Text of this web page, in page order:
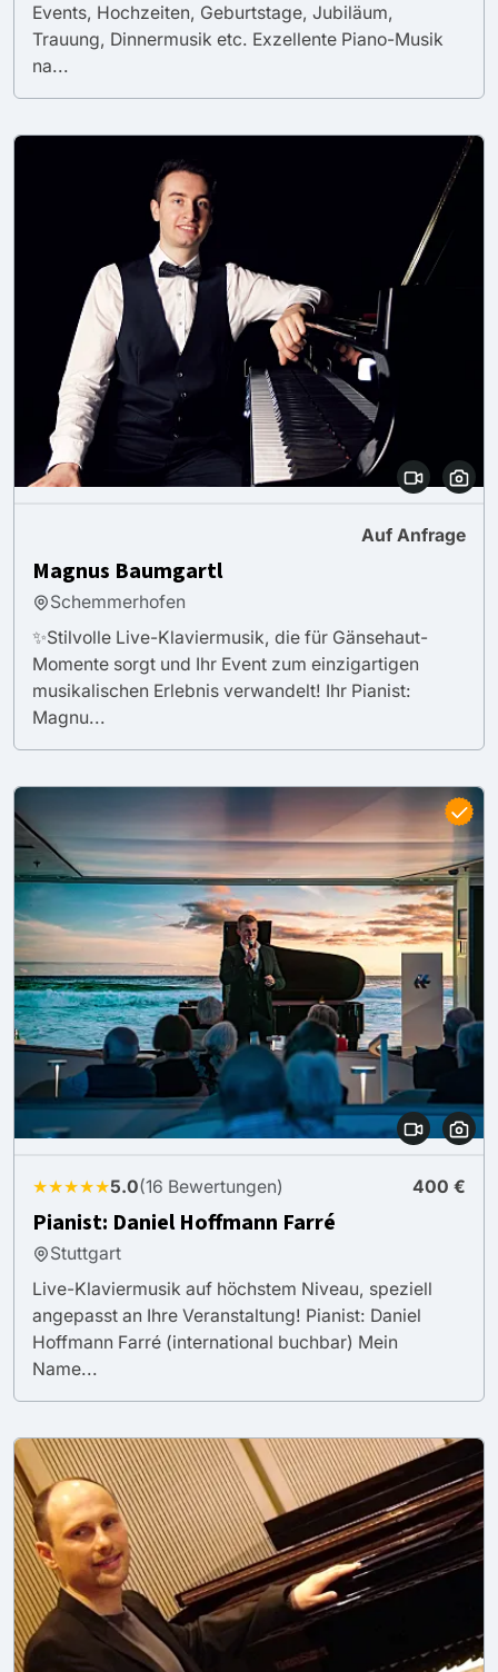
Events, Hochzeiten, Geburtstage, Jubiläum,
Trauung, Dinnermusik etc. Exzellente Piano-Musik
na...
Auf Anfrage
Magnus Baumgartl
Schemmerhofen
✨Stilvolle Live-Klaviermusik, die für Gänsehaut-
Momente sorgt und Ihr Event zum einzigartigen
musikalischen Erlebnis verwandelt! Ihr Pianist:
Magnu...
★★★★★5.0(16 Bewertungen) 400 €
Pianist: Daniel Hoffmann Farré
Stuttgart
Live-Klaviermusik auf höchstem Niveau, speziell
angepasst an Ihre Veranstaltung! Pianist: Daniel
Hoffmann Farré (international buchbar) Mein
Name...